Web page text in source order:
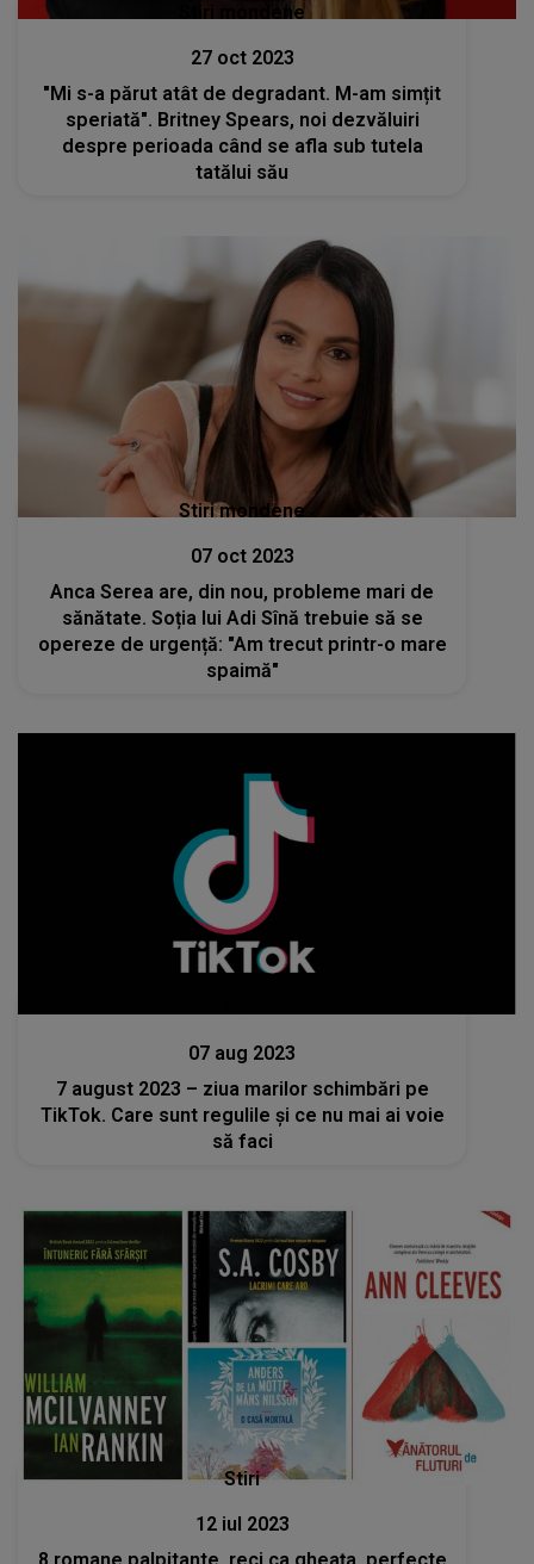
Stiri mondene
27 oct 2023
"Mi s-a părut atât de degradant. M-am simțit
speriată". Britney Spears, noi dezvăluiri
despre perioada când se afla sub tutela
tatălui său
Stiri mondene
07 oct 2023
Anca Serea are, din nou, probleme mari de
sănătate. Soția lui Adi Sînă trebuie să se
opereze de urgență: "Am trecut printr-o mare
spaimă"
07 aug 2023
7 august 2023 – ziua marilor schimbări pe
TikTok. Care sunt regulile şi ce nu mai ai voie
să faci
Stiri
12 iul 2023